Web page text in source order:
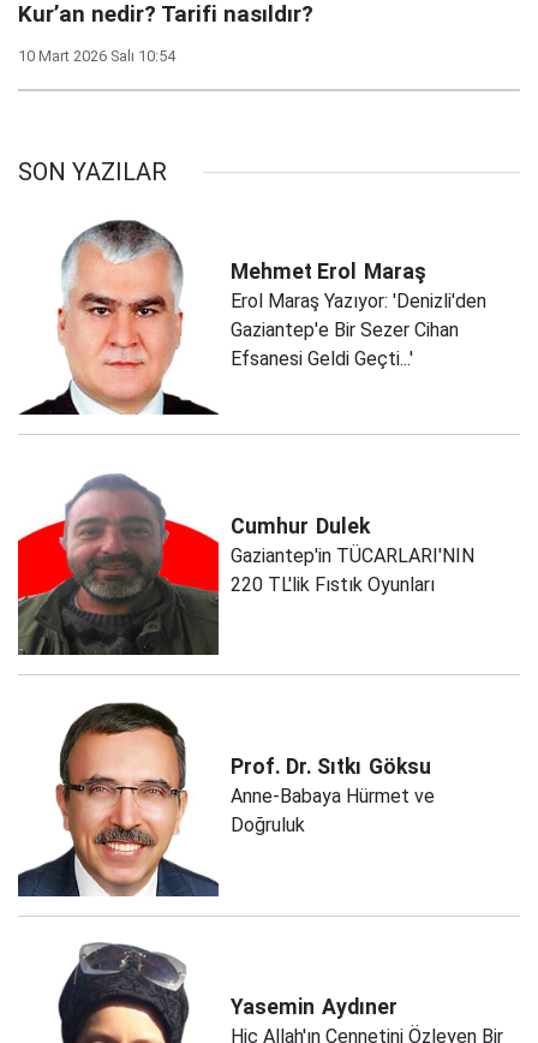
Kur’an nedir? Tarifi nasıldır?
10 Mart 2026 Salı 10:54
SON YAZILAR
Mehmet Erol Maraş
Erol Maraş Yazıyor: 'Denizli'den
Gaziantep'e Bir Sezer Cihan
Efsanesi Geldi Geçti...'
Cumhur Dulek
Gaziantep'in TÜCARLARI'NIN
220 TL'lik Fıstık Oyunları
Prof. Dr. Sıtkı Göksu
Anne-Babaya Hürmet ve
Doğruluk
Yasemin Aydıner
Hiç Allah'ın Cennetini Özleyen Bir